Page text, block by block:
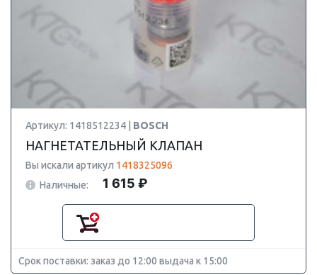
Артикул: 1418512234 | BOSCH
НАГНЕТАТЕЛЬНЫЙ КЛАПАН
Вы искали артикул 1418325096
Наличные:
1 615 ₽
Срок поставки: заказ до 12:00 выдача к 15:00